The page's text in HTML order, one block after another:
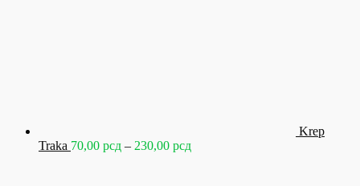
Krep
Traka 70,00 рсд – 230,00 рсдRaspon